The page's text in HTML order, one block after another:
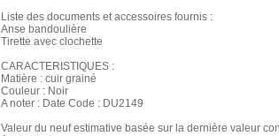
Liste des documents et accessoires fournis :
Anse bandoulière
Tirette avec clochette
CARACTERISTIQUES :
Matière : cuir grainé
Couleur : Noir
A noter : Date Code : DU2149
Valeur du neuf estimative basée sur la dernière valeur